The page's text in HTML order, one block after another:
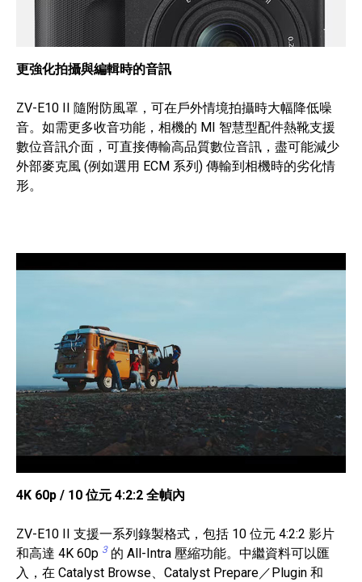
更強化拍攝與編輯時的音訊
ZV-E10 II 隨附防風罩，可在戶外情境拍攝時大幅降低噪
音。如需更多收音功能，相機的 MI 智慧型配件熱靴支援
數位音訊介面，可直接傳輸高品質數位音訊，盡可能減少
外部麥克風 (例如選用 ECM 系列) 傳輸到相機時的劣化情
形。
4K 60p / 10 位元 4:2:2 全幀內
ZV-E10 II 支援一系列錄製格式，包括 10 位元 4:2:2 影片
和高達 4K 60p 3 的 All-Intra 壓縮功能。中繼資料可以匯
入，在 Catalyst Browse、Catalyst Prepare／Plugin 和